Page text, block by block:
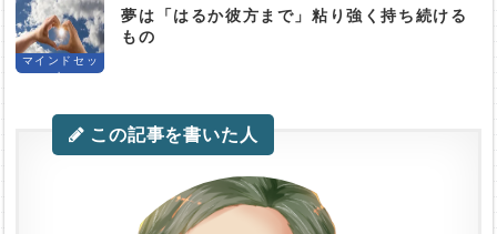
マインドセッ
ト
夢は「はるか彼方まで」粘り強く持ち続ける
もの
この記事を書いた人